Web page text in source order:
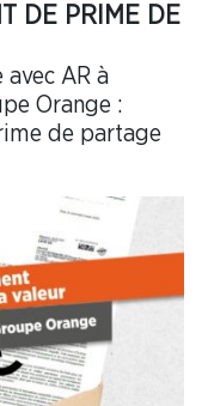
DE PRIME DE
avec AR à
Orange :
de partage